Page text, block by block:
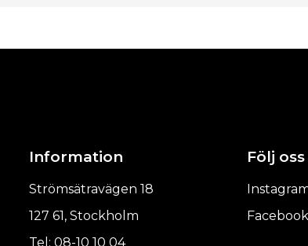
Information
Strömsätravägen 18
127 61, Stockholm
Tel: 08-10 10 04
Följ oss
Facebook